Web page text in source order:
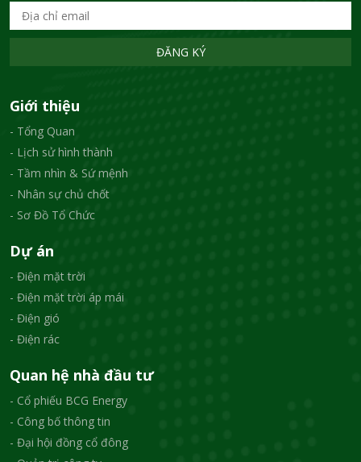
ĐĂNG KÝ
Giới thiệu
- Tổng Quan
- Lịch sử hình thành
- Tầm nhìn & Sứ mệnh
- Nhân sự chủ chốt
- Sơ Đồ Tổ Chức
Dự án
- Điện mặt trời
- Điện mặt trời áp mái
- Điện gió
- Điện rác
Quan hệ nhà đầu tư
- Cổ phiếu BCG Energy
- Công bố thông tin
- Đại hội đồng cổ đông